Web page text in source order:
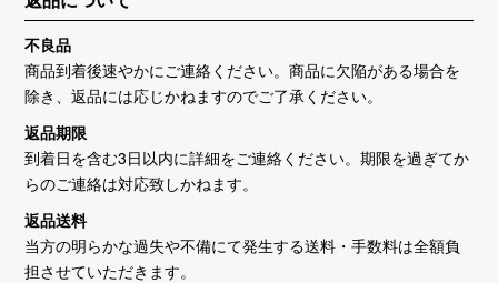
不良品
商品到着後速やかにご連絡ください。商品に欠陥がある場合を
除き、返品には応じかねますのでご了承ください。
返品期限
到着日を含む3日以内に詳細をご連絡ください。期限を過ぎてか
らのご連絡は対応致しかねます。
返品送料
当方の明らかな過失や不備にて発生する送料・手数料は全額負
担させていただきます。